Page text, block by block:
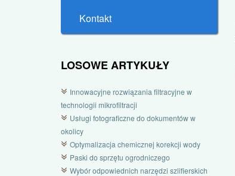
Kontakt
LOSOWE ARTYKUŁY
Innowacyjne rozwiązania filtracyjne w
technologii mikrofiltracji
Usługi fotograficzne do dokumentów w
okolicy
Optymalizacja chemicznej korekcji wody
Paski do sprzętu ogrodniczego
Wybór odpowiednich narzędzi szlifierskich